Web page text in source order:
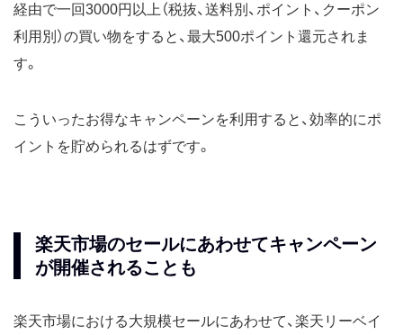
経由で一回3000円以上（税抜、送料別、ポイント、クーポン
利用別）の買い物をすると、最大500ポイント還元されま
す。
こういったお得なキャンペーンを利用すると、効率的にポ
イントを貯められるはずです。
楽天市場のセールにあわせてキャンペーン
が開催されることも
楽天市場における大規模セールにあわせて、楽天リーベイ